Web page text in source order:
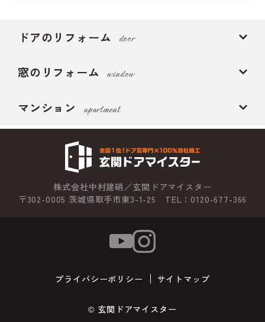
ドアのリフォーム door
窓のリフォーム window
マンション apartment
株式会社中村建硝／玄関ドアマイスター
〒302-0005 茨城県取手市東3-1-25 TEL：0120-677-366
プライバシーポリシー サイトマップ
© 玄関ドアマイスター